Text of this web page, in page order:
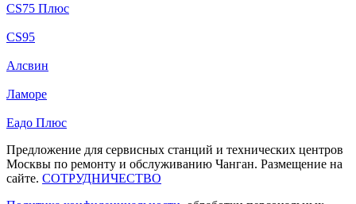
CS75 Плюс
CS95
Алсвин
Ламоре
Еадо Плюс
Предложение для сервисных станций и технических центров
Москвы по ремонту и обслуживанию Чанган. Размещение на
сайте. СОТРУДНИЧЕСТВО